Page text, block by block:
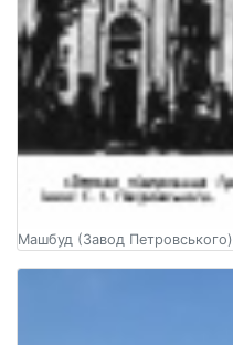
Машбуд (Завод Петровського)